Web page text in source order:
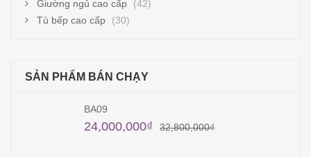
Giường ngủ cao cấp
(42)
Tủ bếp cao cấp
(30)
SẢN PHẨM BÁN CHẠY
BA09
32,800,000₫
24,000,000₫